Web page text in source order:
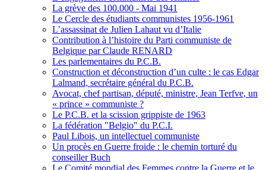
La grève des 100.000 - Mai 1941
Le Cercle des étudiants communistes 1956-1961
L’assassinat de Julien Lahaut vu d’Italie
Contribution à l’histoire du Parti communiste de
Belgique par Claude RENARD
Les parlementaires du P.C.B.
Construction et déconstruction d’un culte : le cas Edgar
Lalmand, secrétaire général du P.C.B.
Avocat, chef partisan, député, ministre, Jean Terfve, un
« prince » communiste ?
Le P.C.B. et la scission grippiste de 1963
La fédération "Belgio" du P.C.I.
Paul Libois, un intellectuel communiste
Un procès en Guerre froide : le chemin torturé du
conseiller Buch
Le Comité mondial des Femmes contre la Guerre et le